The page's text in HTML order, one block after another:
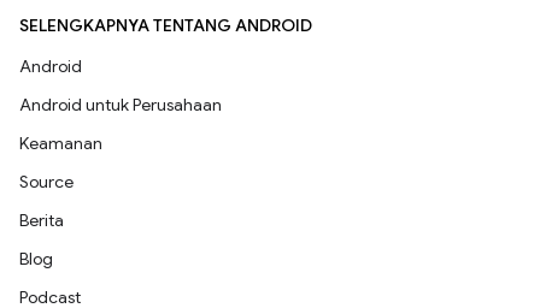
SELENGKAPNYA TENTANG ANDROID
Android
Android untuk Perusahaan
Keamanan
Source
Berita
Blog
Podcast